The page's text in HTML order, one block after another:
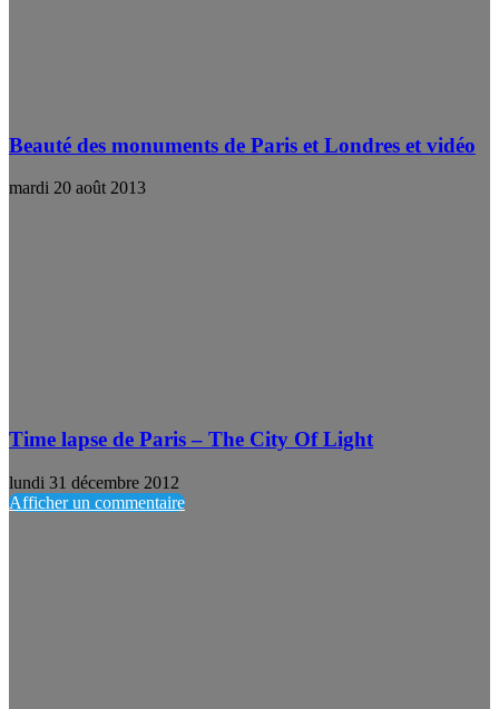
Beauté des monuments de Paris et Londres et vidéo
mardi 20 août 2013
Time lapse de Paris – The City Of Light
lundi 31 décembre 2012
Afficher un commentaire